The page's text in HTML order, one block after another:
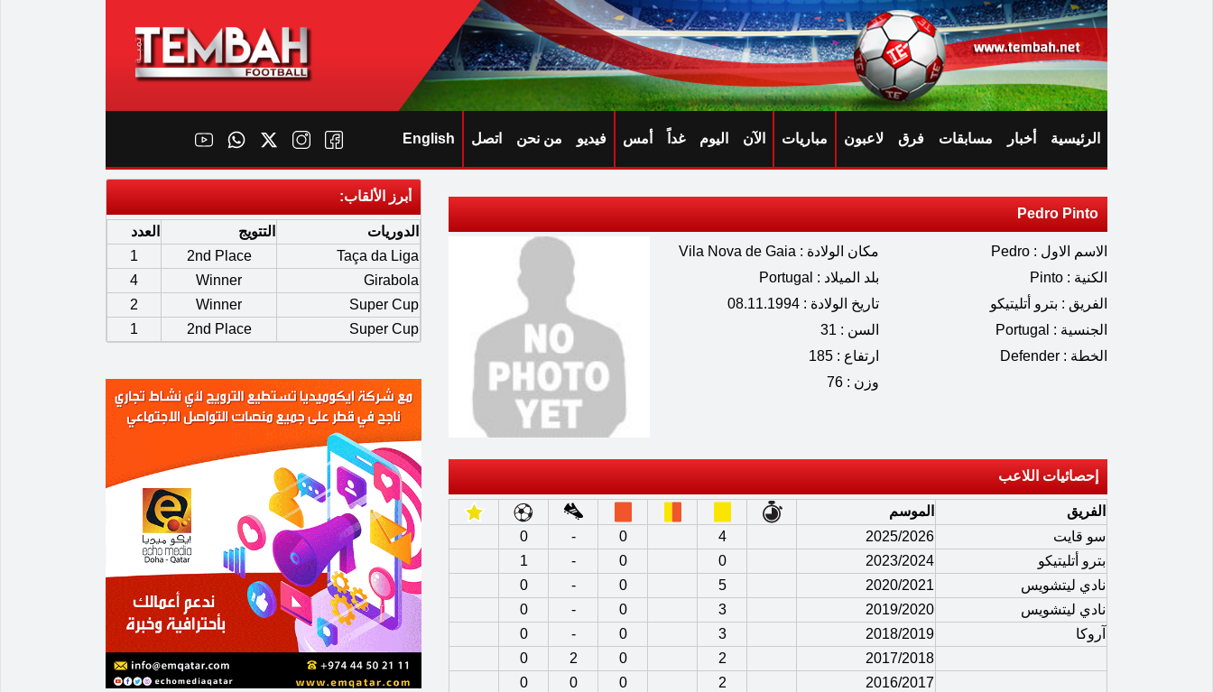
الرئيسية أخبار مسابقات فرق لاعبون مباريات الآن اليوم غداً أمس فيديو من نحن اتصل English
Pedro Pinto
الاسم الاول : Pedro
الكنية : Pinto
الفريق : بترو أتليتيكو
الجنسية : Portugal
الخطة : Defender
مكان الولادة : Vila Nova de Gaia
بلد الميلاد : Portugal
تاريخ الولادة : 08.11.1994
السن : 31
ارتفاع : 185
وزن : 76
إحصائيات اللاعب
الفريق
الموسم
سو قايت
2025/2026
4
0
-
0
بترو أتليتيكو
2023/2024
0
0
-
1
نادي ليتشويس
2020/2021
5
0
-
0
نادي ليتشويس
2019/2020
3
0
-
0
آروكا
2018/2019
3
0
-
0
2017/2018
2
0
2
0
2016/2017
2
0
0
0
أبرز الألقاب:
الدوريات التتويج
العدد
Taça da Liga
2nd Place
1
Girabola
Winner
4
Super Cup
Winner
2
Super Cup
2nd Place
1